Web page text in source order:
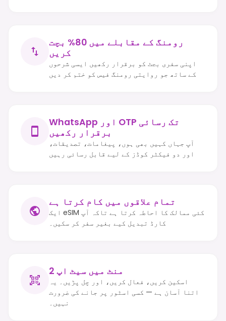
رومنگ کے مقابلے میں 80% بچت
کریں
اپنی سفری بجٹ کو برقرار رکھیں ایسی شرحوں
کے ساتھ جو روایتی رومنگ فیس کو ختم کر دیں
WhatsApp اور OTP تک رسائی
برقرار رکھیں
آپ جہاں کہیں بھی ہوں، پیغامات، تصدیقات،
اور دو فیکٹر کوڈز کے لیے قابل رسائی رہیں
تمام علاقوں میں کام کرتا ہے
ایک eSIM کئی ممالک کا احاطہ کرتا ہے تاکہ آپ
کارڈ تبدیل کیے بغیر سفر کر سکیں۔
2 منٹ میں سیٹ اپ
اسکین کریں، فعال کریں، اور چل پڑیں۔ یہ
اتنا آسان ہے — کسی اسٹور پر جانے کی ضرورت
نہیں۔